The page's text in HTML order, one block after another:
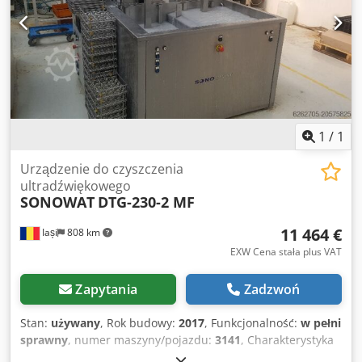
Materiały sypkie lub pojedynczo pozycjonowane
komponenty. Całkowicie lub częściowo zautomatyzowane,
np. elementy układu wtrysku diesla.
1 / 1
Iași 808 km
Urządzenie do czyszczenia
ultradźwiękowego
SONOWAT DTG-230-2 MF
11 464 €
EXW Cena stała plus VAT
Zapytania Zadzwoń
Stan: używany, Rok budowy: 2017, Funkcjonalność: w pełni
sprawny, numer maszyny/pojazdu: 3141, Charakterystyka
techniczna: Główne parametry Atrybut Wartość